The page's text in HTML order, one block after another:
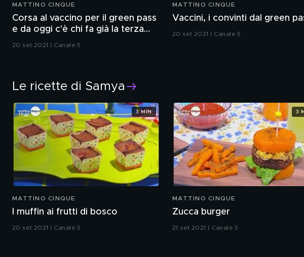
MATTINO CINQUE
Corsa al vaccino per il green pass
e da oggi c'è chi fa già la terza
20 set 2021 | Canale 5
MATTINO CINQUE
Vaccini, i convinti dal green
20 set 2021 | Canale 5
Le ricette di Samya
MATTINO CINQUE
I muffin ai frutti di bosco
20 set 2021 | Canale 5
3 MIN
MATTINO CINQUE
Zucca burger
21 set 2021 | Canale 5
3